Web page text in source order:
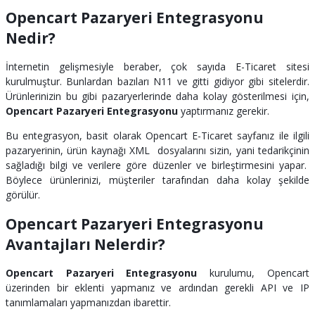
Opencart Pazaryeri Entegrasyonu
Nedir?
İnternetin gelişmesiyle beraber, çok sayıda E-Ticaret sitesi
kurulmuştur. Bunlardan bazıları N11 ve gitti gidiyor gibi sitelerdir.
Ürünlerinizin bu gibi pazaryerlerinde daha kolay gösterilmesi için,
Opencart Pazaryeri Entegrasyonu yaptırmanız gerekir.
Bu entegrasyon, basit olarak Opencart E-Ticaret sayfanız ile ilgili
pazaryerinin, ürün kaynağı XML dosyalarını sizin, yani tedarikçinin
sağladığı bilgi ve verilere göre düzenler ve birleştirmesini yapar.
Böylece ürünlerinizi, müşteriler tarafından daha kolay şekilde
görülür.
Opencart Pazaryeri Entegrasyonu
Avantajları Nelerdir?
Opencart Pazaryeri Entegrasyonu kurulumu, Opencart
üzerinden bir eklenti yapmanız ve ardından gerekli API ve IP
tanımlamaları yapmanızdan ibarettir.